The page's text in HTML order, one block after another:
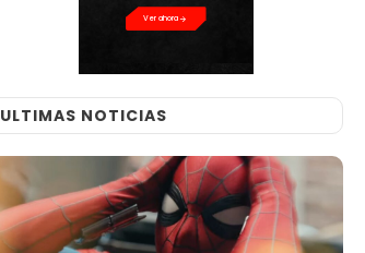
Ver ahora
ULTIMAS NOTICIAS